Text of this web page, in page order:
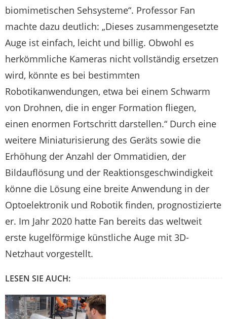
biomimetischen Sehsysteme“. Professor Fan
machte dazu deutlich: „Dieses zusammengesetzte
Auge ist einfach, leicht und billig. Obwohl es
herkömmliche Kameras nicht vollständig ersetzen
wird, könnte es bei bestimmten
Robotikanwendungen, etwa bei einem Schwarm
von Drohnen, die in enger Formation fliegen,
einen enormen Fortschritt darstellen.“ Durch eine
weitere Miniaturisierung des Geräts sowie die
Erhöhung der Anzahl der Ommatidien, der
Bildauflösung und der Reaktionsgeschwindigkeit
könne die Lösung eine breite Anwendung in der
Optoelektronik und Robotik finden, prognostizierte
er. Im Jahr 2020 hatte Fan bereits das weltweit
erste kugelförmige künstliche Auge mit 3D-
Netzhaut vorgestellt.
LESEN SIE AUCH: